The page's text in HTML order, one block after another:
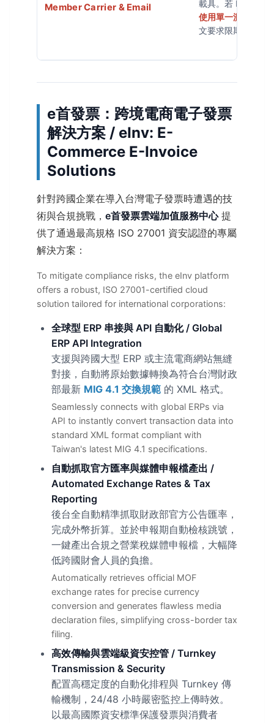
Member Carrier & Email
載具。若 Email 空
使用單一測試
文要求限期改善。
e首發票：跨境電商電子發票
解決方案 / eInv: E-
Commerce E-Invoice
Solutions
針對跨國企業在導入台灣電子發票時遭遇的技
術與合規挑戰， e首發票雲端加值服務中心提
供了通過最高規格 ISO 27001 資安認證的專屬
解決方案：
To mitigate compliance risks, the eInv platform
offers a robust, ISO 27001-certified cloud
solution tailored for international corporations:
全球型 ERP 串接與 API 自動化 / Global
ERP API Integration
支援與跨國大型 ERP 或主流電商網站無縫
對接，自動將原始數據轉換為符合台灣財政
部最新 MIG 4.1 交換規範 的 XML 格式。
Seamlessly connects with global ERPs via
API to instantly convert transaction data into
standard XML format compliant with
Taiwan's latest MIG 4.1 specifications.
自動抓取官方匯率與媒體申報檔產出 /
Automated Exchange Rates & Tax
Reporting
後台全自動精準抓取財政部官方公告匯率，
完成外幣折算。並於申報期自動檢核跳號，
一鍵產出合規之營業稅媒體申報檔，大幅降
低跨國財會人員的負擔。
Automatically retrieves official MOF
exchange rates for precise currency
conversion and generates flawless media
declaration files, simplifying cross-border tax
filing.
高效傳輸與雲端級資安控管 / Turnkey
Transmission & Security
配置高穩定度的自動化排程與 Turnkey 傳
輸機制，24/48 小時嚴密監控上傳時效。
以最高國際資安標準保護發票與消費者